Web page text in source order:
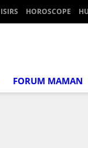
HOROSCOPE
FORUM MAMAN